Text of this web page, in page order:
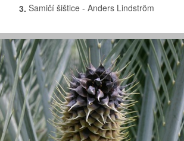
3. Samičí šištice - Anders Lindström